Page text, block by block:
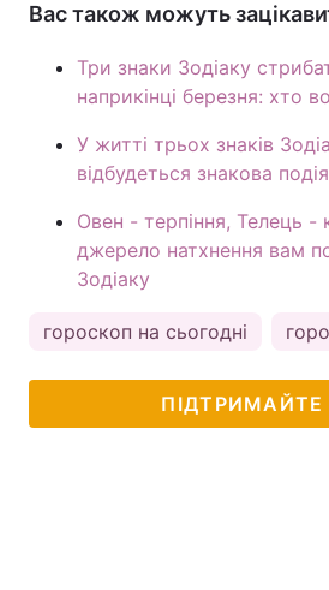
Вас також можуть
Три знаки Зодіаку
наприкінці березня: хто
У житті трьох знаків
відбудеться знакова подія
Овен - терпіння, Телець -
джерело натхнення вам
Зодіаку
гороскоп на сьогодні
ПІДТРИМАЙТЕ